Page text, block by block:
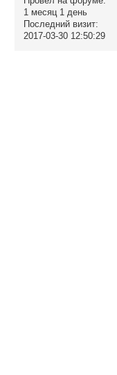
1 месяц 1 день
Последний визит:
2017-03-30 12:50:29